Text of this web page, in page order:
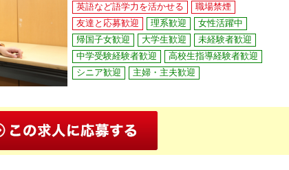
英語など語学力を活かせる
職場禁煙
友達と応募歓迎
理系歓迎
女性活躍中
帰国子女歓迎
大学生歓迎
未経験者歓迎
中学受験経験者歓迎
高校生指導経験者歓迎
シニア歓迎
主婦・主夫歓迎